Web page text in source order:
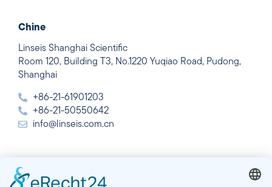
Chine
Linseis Shanghai Scientific
Room 120, Building T3, No.1220 Yuqiao Road, Pudong,
Shanghai
+86-21-61901203
+86-21-50550642
info@linseis.com.cn
Inde